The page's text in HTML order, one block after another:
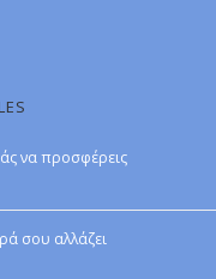
να προσφέρεις
σου αλλάζει